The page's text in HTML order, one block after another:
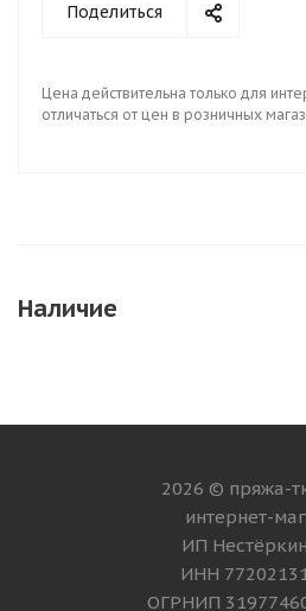
Поделиться
Цена действительна только для
отличаться от цен в розничных
Наличие
2026 © пряжа-
интернет-
ИП
ИНН
ОГРНИП